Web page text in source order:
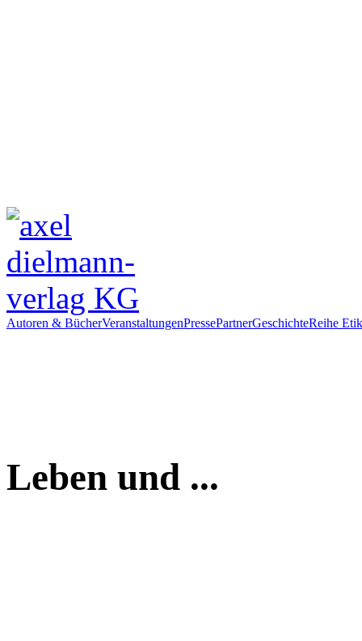
Autoren & BücherVeranstaltungenPressePartnerGeschichteReihe
Leben und ...